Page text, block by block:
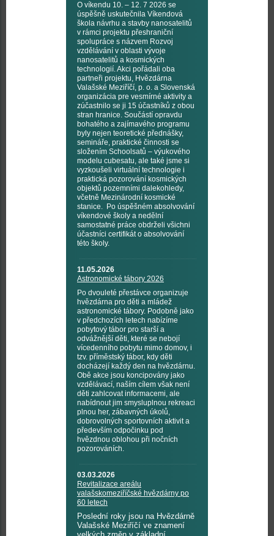
O víkendu 10. – 12. 7 2026 se
úspěšně uskutečnila Víkendová
škola návrhu a stavby nanosatelitů
v rámci projektu přeshraniční
spolupráce s názvem Rozvoj
vzdělávání v oblasti vývoje
nanosatelitů a kosmických
technologií. Akci pořádali oba
partneři projektu, Hvězdárna
Valašské Meziříčí, p. o. a Slovenská
organizácia pre vesmírné aktivity a
zúčastnilo se ji 15 účastníků z obou
stran hranice. Součástí opravdu
bohatého a zajímavého programu
byly nejen teoretické přednášky,
semináře, praktické činnosti se
složením Schoolsatů – výukového
modelu cubesatu, ale také jsme si
vyzkoušeli virtuální technologie i
praktická pozorování kosmických
objektů pozemními dalekohledy,
včetně Mezinárodní kosmické
stanice. Po úspěšném absolvování
víkendové školy a nedělní
samostatné práce obdrželi všichni
účastníci certifikát o absolvování
této školy.
11.05.2026
Astronomické tábory 2026
Po dvouleté přestávce organizuje
hvězdárna pro děti a mládež
astronomické tábory. Podobně jako
v předchozích letech nabízíme
pobytový tábor pro starší a
odvážnější děti, které se nebojí
vícedenního pobytu mimo domov, i
tzv. příměstský tábor, kdy děti
docházejí každý den na hvězdárnu.
Obě akce jsou koncipovány jako
vzdělávací, naším cílem však není
děti zahlcovat informacemi, ale
nabídnout jim smysluplnou rekreaci
plnou her, zábavných úkolů,
dobrovolných sportovních aktivit a
především odpočinku pod
hvězdnou oblohou při nočních
pozorováních.
03.03.2026
Revitalizace areálu
valašskomeziříčské hvězdárny po
60 letech
Poslední roky jsou na Hvězdárně
Valašské Meziříčí ve znamení